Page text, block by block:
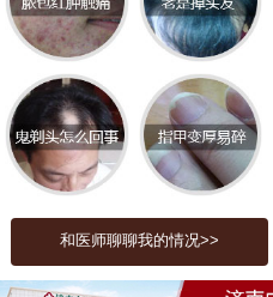
1. **过敏反应**：如对某
敏。
2. **皮肤病**：如湿疹、
3. **感染**：如真菌感染、
4. **内科疾病**：如肝病
5. **环境因素**：如气候
皮肤瘙痒的困扰与症状
和医师聊聊我的情况>>